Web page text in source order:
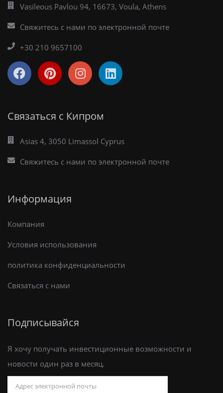
Vasileous Pavlou 94, 16673, Voula, Athens
Свяжитесь с нами по электронной почте
+30 210 9657100
Связаться с Кипром
Asias 4, 3050 Limassol Cyprus
Свяжитесь с нами по электронной почте
Информация
Компания
Условия использования
политика конфиденциальности
Связаться с нами
Подписывайся
Я хочу получать инвестиционные возможности и
новости один раз в месяц.